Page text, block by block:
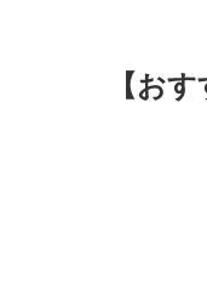
【お